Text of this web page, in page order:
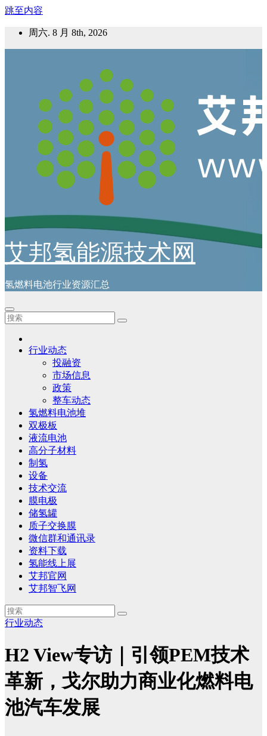
跳至内容
周六. 8 月 8th, 2026
艾邦氢能源技术网
氢燃料电池行业资源汇总
行业动态
投融资
市场信息
政策
整车动态
氢燃料电池堆
双极板
液流电池
高分子材料
制氢
设备
技术交流
膜电极
储氢罐
质子交换膜
微信群和通讯录
资料下载
氢能线上展
艾邦官网
艾邦智飞网
行业动态
H2 View专访｜引领PEM技术
革新，戈尔助力商业化燃料电
池汽车发展